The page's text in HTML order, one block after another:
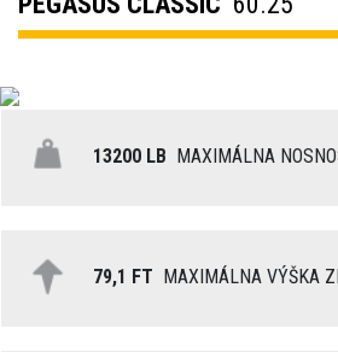
13200 LB MAXIMÁLNA
79,1 FT MAXIMÁLNA VÝŠKA